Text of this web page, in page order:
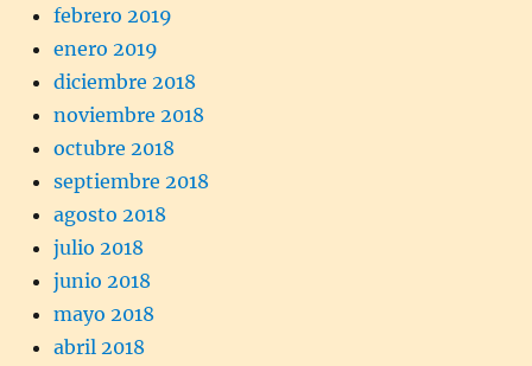
febrero 2019
enero 2019
diciembre 2018
noviembre 2018
octubre 2018
septiembre 2018
agosto 2018
julio 2018
junio 2018
mayo 2018
abril 2018